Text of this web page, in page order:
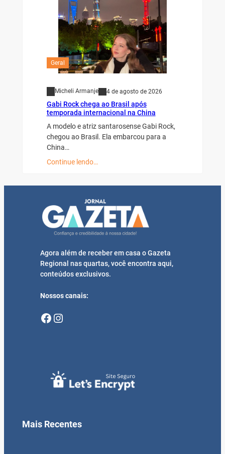
Geral
Micheli Armanje 4 de agosto de 2026
Gabi Rock chega ao Brasil após
temporada internacional na China
A modelo e atriz santarosense Gabi Rock,
chegou ao Brasil. Ela embarcou para a
China…
Continue lendo…
Agora além de receber em casa o Gazeta
Regional nas quartas, você encontra aqui,
conteúdos exclusivos.
Nossos canais:
Facebook Instagram
Mais Recentes